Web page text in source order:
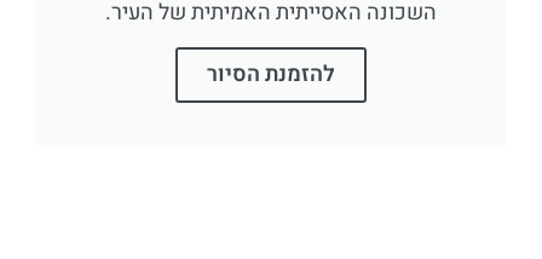
השכונה האסייתית האמיתית של העיר.
להזמנת הסיור